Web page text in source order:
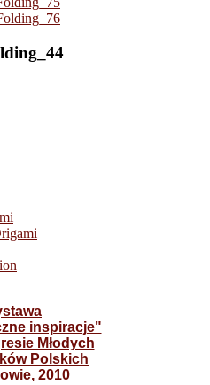
inspiracje"
Młodych
Polskich
2010